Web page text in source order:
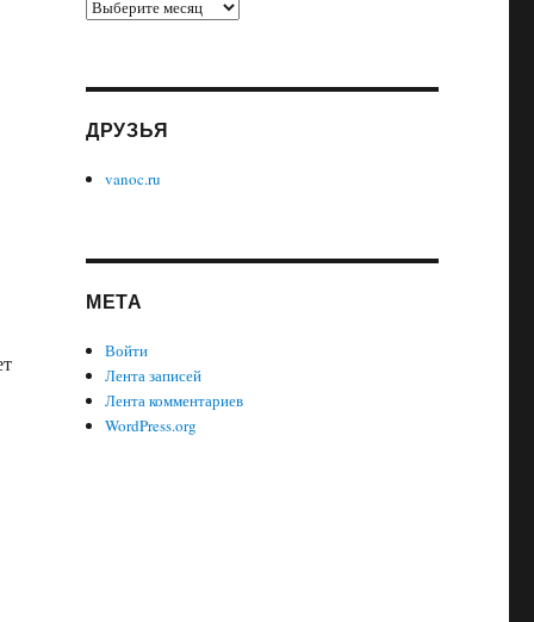
Архивы
ДРУЗЬЯ
vanoc.ru
МЕТА
Войти
Лента записей
Лента комментариев
WordPress.org